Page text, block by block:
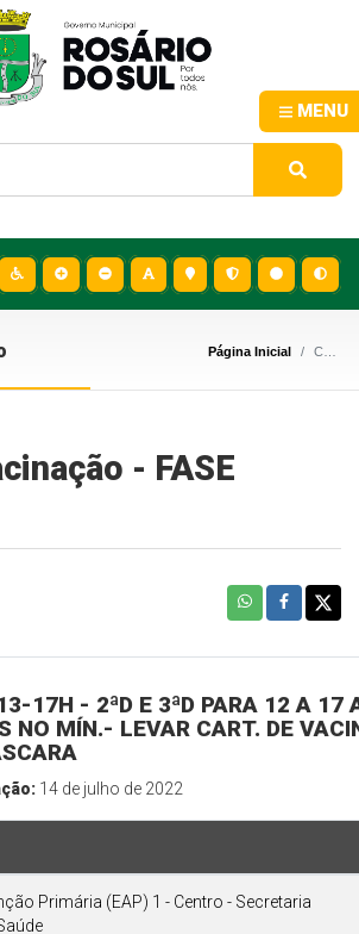
MENU
Página Inicial Covid - Vacinação
- FASE
17H - 2ªD E 3ªD PARA 12 A 17
NO MÍN.- LEVAR CART. DE
14 de julho de 2022
Primária (EAP) 1 - Centro - Secretaria